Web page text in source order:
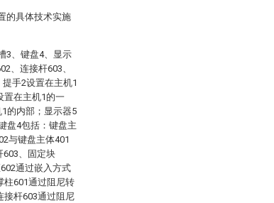
的具体技术实施
3、键盘4、显示
、连接杆603、
手2设置在主机1
置在主机1的一
的内部；显示器5
盘4包括：键盘主
与键盘主体401
603、固定块
通过嵌入方式
柱601通过阻尼转
接杆603通过阻尼